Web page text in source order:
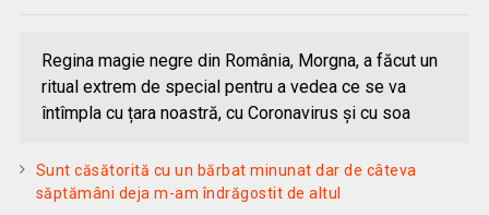
Regina magie negre din România, Morgna, a făcut un
ritual extrem de special pentru a vedea ce se va
întîmpla cu țara noastră, cu Coronavirus și cu soa
Sunt căsătorită cu un bărbat minunat dar de câteva
săptămâni deja m-am îndrăgostit de altul